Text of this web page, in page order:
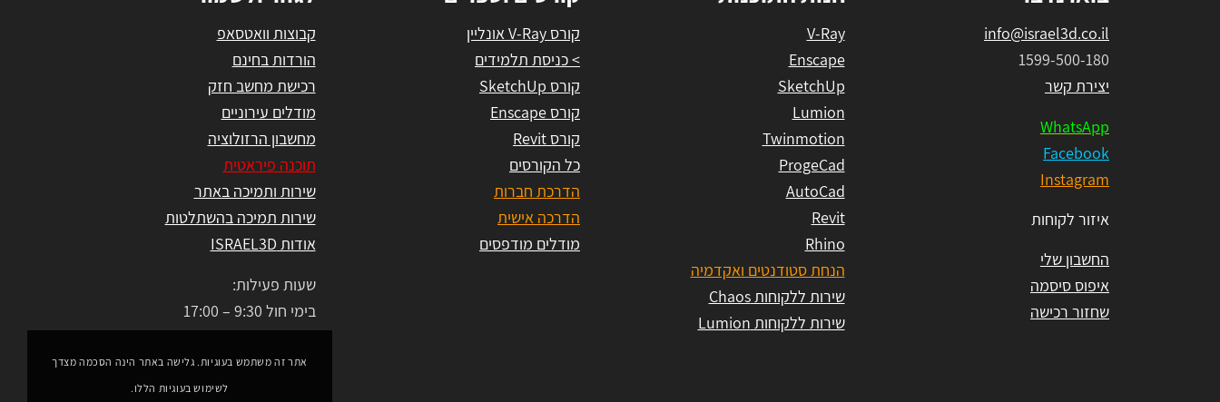
info@israel3d.co.il
1599-500-180
יצירת קשר
WhatsApp
Facebook
Instagram
איזור לקוחות
החשבון שלי
איפוס סיסמה
שחזור רכישה
V-Ray
Enscape
SketchUp
Lumion
Twinmotion
ProgeCad
AutoCad
Revit
Rhino
הנחת סטודנטים ואקדמיה
שירות ללקוחות Chaos
שירות ללקוחות Lumion
קורס V-Ray אונליין
> כניסת תלמידים
קורס SketchUp
קורס Enscape
קורס Revit
כל הקורסים
הדרכת חברות
הדרכה אישית
מודלים מודפסים
קבוצות וואטסאפ
הורדות בחינם
רכישת מחשב חזק
מודלים עירוניים
מחשבון הרזולוציה
תוכנה פיראטית
שירות ותמיכה באתר
שירות תמיכה בהשתלטות
אודות ISRAEL3D
שעות פעילות:
בימי חול 9:30 – 17:00
אתר זה משתמש בעוגיות. גלישה באתר הינה הסכמה מצדך
לשימוש בעוגיות הללו.